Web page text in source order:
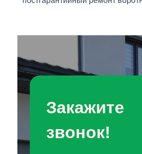
Закажите
звонок!